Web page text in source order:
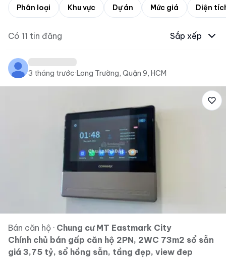
Phân loại Khu vực Dự án Mức giá Diện
Có 11 tin đăng Sắp xếp
3 tháng trước·Long Trường, Quận 9, HCM
Bán căn hộ · Chung cư MT Eastmark City
Chính chủ bán gấp căn hộ 2PN, 2WC 73m2 sổ sẵn
giá 3,75 tỷ, sổ hồng sẵn, tầng đẹp, view đep